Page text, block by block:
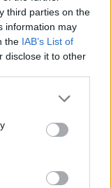
third parties on the
information may
the IAB’s List of
disclose it to other
в